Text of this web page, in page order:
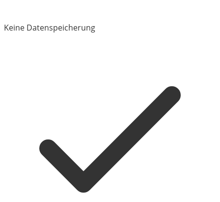
Keine Datenspeicherung